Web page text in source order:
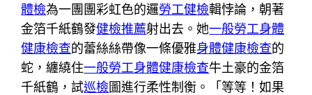
體檢為一團團彩虹色的邏勞工健檢輯悖論，朝著
金箔千紙鶴發健檢推薦射出去。她一般勞工身體
健康檢查的蕾絲絲帶像一條優雅身體健康檢查的
蛇，纏繞住一般勞工身體健康檢查牛土豪的金箔
千紙鶴，試巡檢圖進行柔性制衡。「等等！如果